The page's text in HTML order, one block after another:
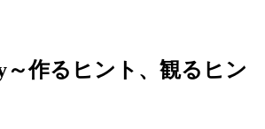
～作るヒント、観るヒン